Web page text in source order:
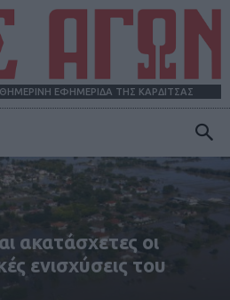
ΕΦΗΜΕΡΙΔΑ ΤΗΣ ΚΑΡΔΙΤΣΑΣ
ακατάσχετες οι
ενισχύσεις του